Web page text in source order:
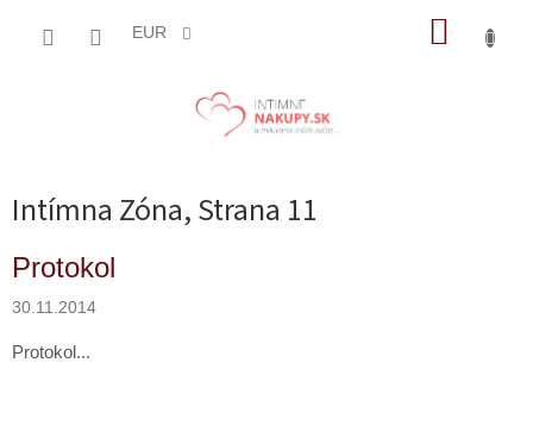
EUR
Intímna Zóna, Strana 11
V
ý
p
i
s
Protokol
30.11.2014
Protokol...